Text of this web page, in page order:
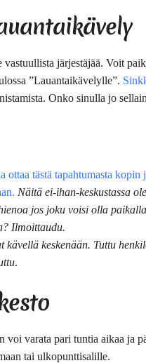
vastuullista järjestäjää. Voit
”Lauantaikävelylle”.
Onko sinulla jo
ottaa tästä tapahtumasta kopin
Näitä ei-ihan-keskustassa
jos joku voisi olla
Ilmoittaudu.
kävellä keskenään. Tuttu
.
voi varata pari tuntia aikaa ja
tai ulkopunttisalille.